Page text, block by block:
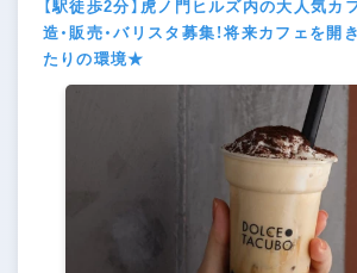
【駅徒歩2分】虎ノ門ヒルズ内の大人気カ
造・販売・バリスタ募集！将来カフェを開
たりの環境★